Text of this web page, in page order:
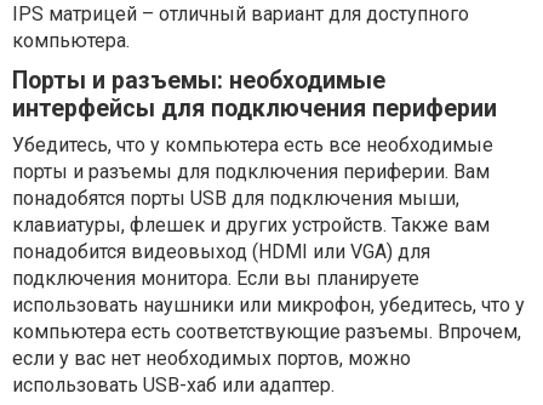
IPS матрицей – отличный вариант для доступного
компьютера.
Порты и разъемы: необходимые
интерфейсы для подключения периферии
Убедитесь, что у компьютера есть все необходимые
порты и разъемы для подключения периферии. Вам
понадобятся порты USB для подключения мыши,
клавиатуры, флешек и других устройств. Также вам
понадобится видеовыход (HDMI или VGA) для
подключения монитора. Если вы планируете
использовать наушники или микрофон, убедитесь, что у
компьютера есть соответствующие разъемы. Впрочем,
если у вас нет необходимых портов, можно
использовать USB-хаб или адаптер.